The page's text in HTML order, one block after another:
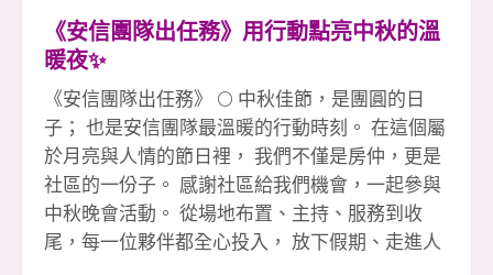
《安信團隊出任務》用行動點亮中秋的溫
暖夜✨
《安信團隊出任務》 🌕 中秋佳節，是團圓的日
子； 也是安信團隊最溫暖的行動時刻。 在這個屬
於月亮與人情的節日裡， 我們不僅是房仲，更是
社區的一份子。 感謝社區給我們機會，一起參與
中秋晚會活動。 從場地布置、主持、服務到收
尾，每一位夥伴都全心投入， 放下假期、走進人